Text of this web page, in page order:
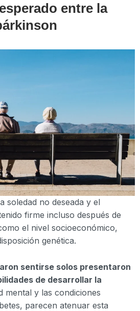
entre la
soledad no deseada y el
firme incluso después de
el nivel socioeconómico,
genética.
sentirse solos presentaron
de desarrollar la
mental y las condiciones
parecen atenuar esta